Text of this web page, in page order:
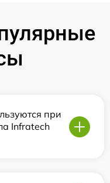
при
Infratech